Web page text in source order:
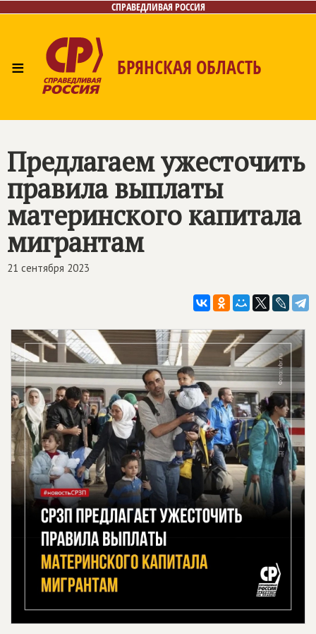
СПРАВЕДЛИВАЯ РОССИЯ
≡ БРЯНСКАЯ ОБЛАСТЬ
Предлагаем ужесточить
правила выплаты
материнского капитала
мигрантам
21 сентября 2023